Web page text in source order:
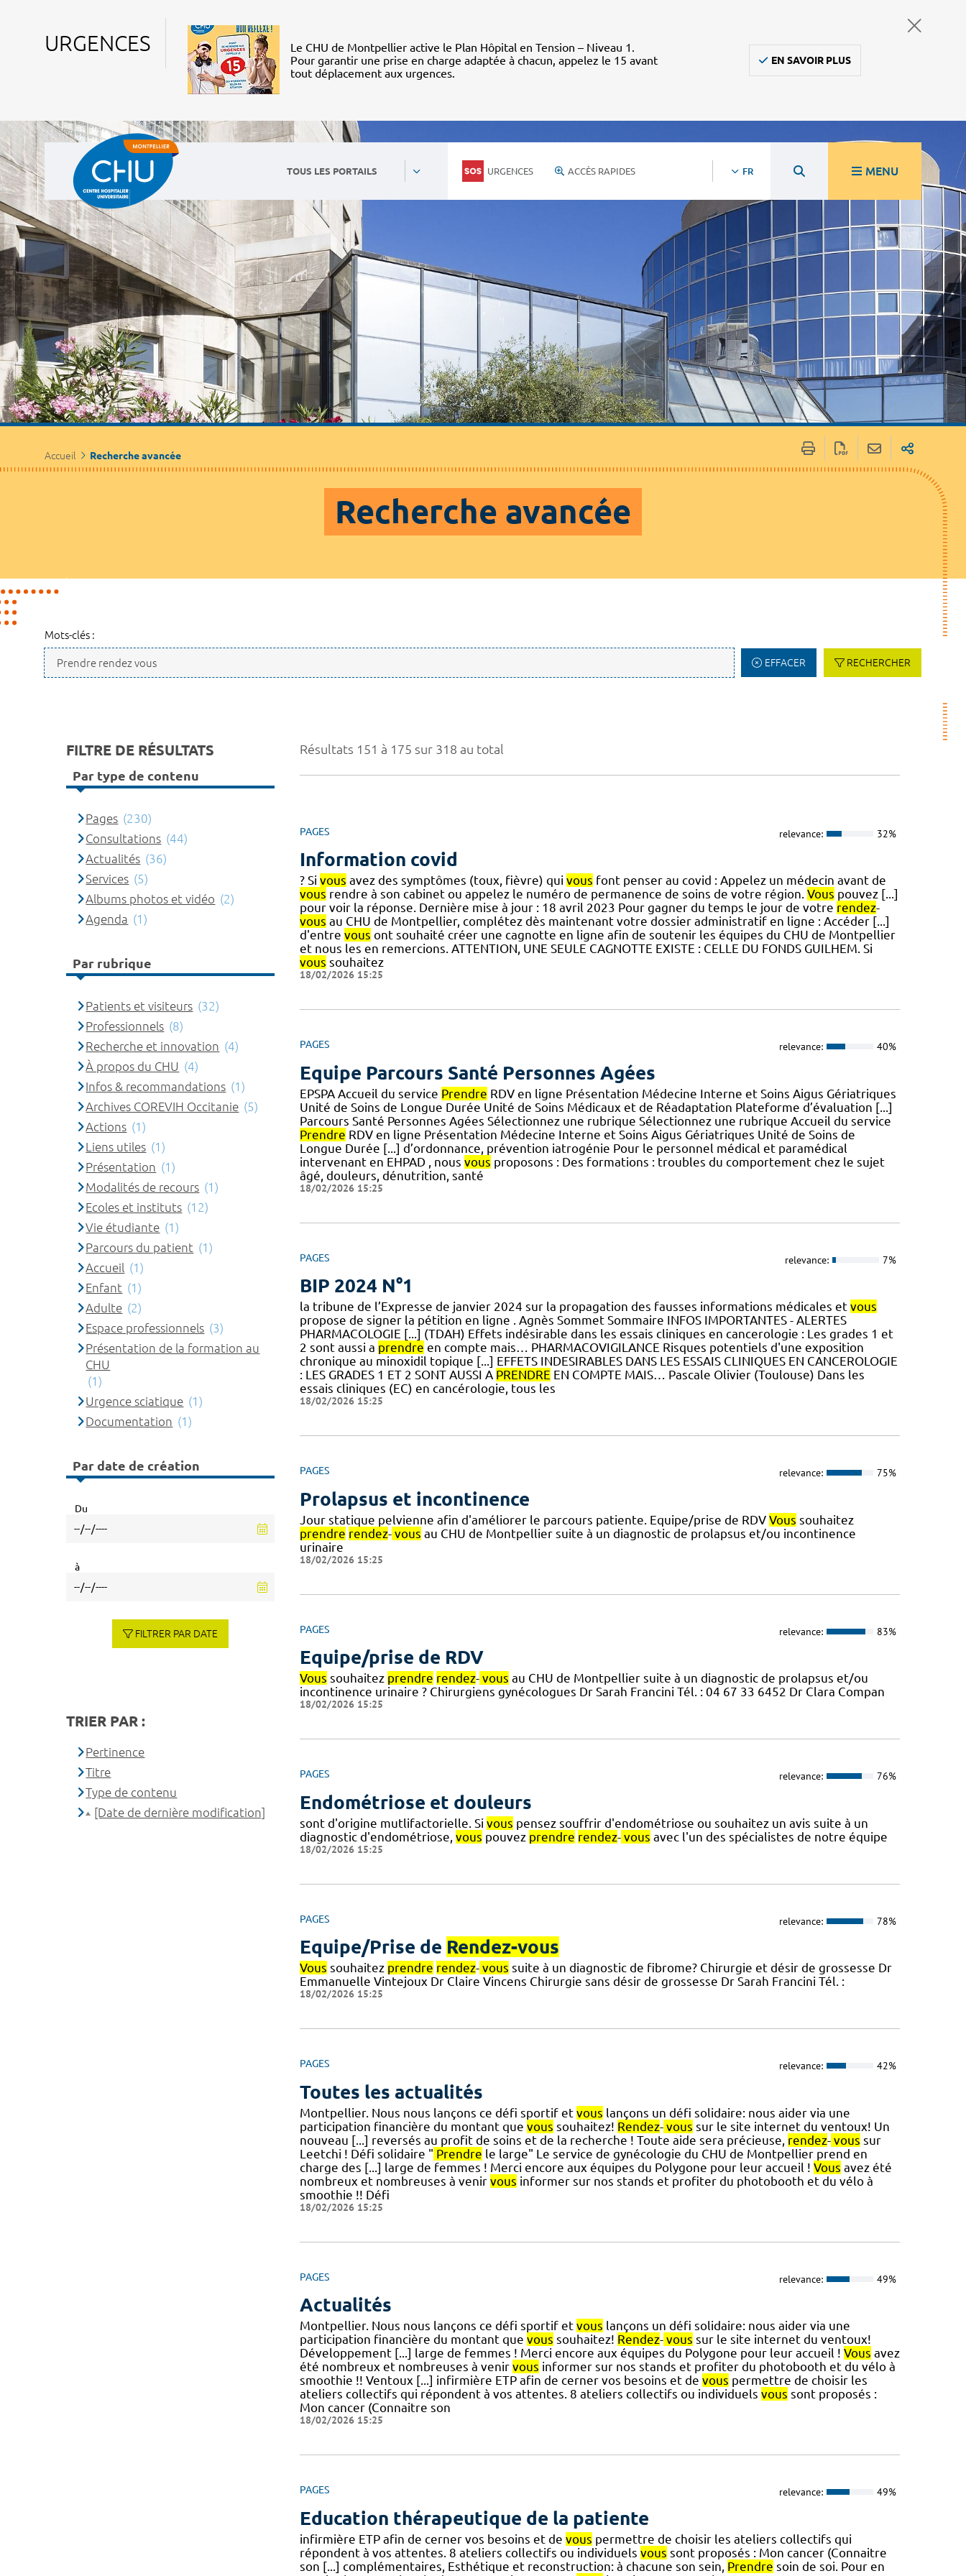
URGENCES
Le CHU de Montpellier active le Plan Hôpital en Tension – Niveau 1.
Pour garantir une prise en charge adaptée à chacun, appelez le 15 avant
tout déplacement aux urgences.
EN SAVOIR PLUS
TOUS LES PORTAILS URGENCES ACCÈS RAPIDES FR MENU
Accueil Recherche avancée
Recherche avancée
Mots-clés :
EFFACER RECHERCHER
Résultats 151 à 175 sur 318 au total
PAGES relevance: 32%
Information covid
? Si vous avez des symptômes (toux, fièvre) qui vous font penser au covid : Appelez un médecin avant de
vous rendre à son cabinet ou appelez le numéro de permanence de soins de votre région. Vous pouvez [...]
pour voir la réponse. Dernière mise à jour : 18 avril 2023 Pour gagner du temps le jour de votre rendez-
vous au CHU de Montpellier, complétez dès maintenant votre dossier administratif en ligne : Accéder [...]
d'entre vous ont souhaité créer une cagnotte en ligne afin de soutenir les équipes du CHU de Montpellier
et nous les en remercions. ATTENTION, UNE SEULE CAGNOTTE EXISTE : CELLE DU FONDS GUILHEM. Si
vous souhaitez
18/02/2026 15:25
PAGES relevance: 40%
Equipe Parcours Santé Personnes Agées
EPSPA Accueil du service Prendre RDV en ligne Présentation Médecine Interne et Soins Aigus Gériatriques
Unité de Soins de Longue Durée Unité de Soins Médicaux et de Réadaptation Plateforme d’évaluation [...]
Parcours Santé Personnes Agées Sélectionnez une rubrique Sélectionnez une rubrique Accueil du service
Prendre RDV en ligne Présentation Médecine Interne et Soins Aigus Gériatriques Unité de Soins de
Longue Durée [...] d’ordonnance, prévention iatrogénie Pour le personnel médical et paramédical
intervenant en EHPAD , nous vous proposons : Des formations : troubles du comportement chez le sujet
âgé, douleurs, dénutrition, santé
18/02/2026 15:25
PAGES relevance: 7%
BIP 2024 N°1
la tribune de l’Expresse de janvier 2024 sur la propagation des fausses informations médicales et vous
propose de signer la pétition en ligne . Agnès Sommet Sommaire INFOS IMPORTANTES - ALERTES
PHARMACOLOGIE [...] (TDAH) Effets indésirable dans les essais cliniques en cancerologie : Les grades 1 et
2 sont aussi a prendre en compte mais… PHARMACOVIGILANCE Risques potentiels d'une exposition
chronique au minoxidil topique [...] EFFETS INDESIRABLES DANS LES ESSAIS CLINIQUES EN CANCEROLOGIE
: LES GRADES 1 ET 2 SONT AUSSI A PRENDRE EN COMPTE MAIS… Pascale Olivier (Toulouse) Dans les
essais cliniques (EC) en cancérologie, tous les
18/02/2026 15:25
PAGES relevance: 75%
Prolapsus et incontinence
Jour statique pelvienne afin d'améliorer le parcours patiente. Equipe/prise de RDV Vous souhaitez
prendre rendez- vous au CHU de Montpellier suite à un diagnostic de prolapsus et/ou incontinence
urinaire
18/02/2026 15:25
PAGES relevance: 83%
Equipe/prise de RDV
Vous souhaitez prendre rendez- vous au CHU de Montpellier suite à un diagnostic de prolapsus et/ou
incontinence urinaire ? Chirurgiens gynécologues Dr Sarah Francini Tél. : 04 67 33 6452 Dr Clara Compan
18/02/2026 15:25
PAGES relevance: 76%
Endométriose et douleurs
sont d'origine mutlifactorielle. Si vous pensez souffrir d'endométriose ou souhaitez un avis suite à un
diagnostic d'endométriose, vous pouvez prendre rendez- vous avec l'un des spécialistes de notre équipe
18/02/2026 15:25
PAGES relevance: 78%
Equipe/Prise de Rendez-vous
Vous souhaitez prendre rendez- vous suite à un diagnostic de fibrome? Chirurgie et désir de grossesse Dr
Emmanuelle Vintejoux Dr Claire Vincens Chirurgie sans désir de grossesse Dr Sarah Francini Tél. :
18/02/2026 15:25
PAGES relevance: 42%
Toutes les actualités
Montpellier. Nous nous lançons ce défi sportif et vous lançons un défi solidaire: nous aider via une
participation financière du montant que vous souhaitez! Rendez- vous sur le site internet du ventoux! Un
nouveau [...] reversés au profit de soins et de la recherche ! Toute aide sera précieuse, rendez- vous sur
Leetchi ! Défi solidaire " Prendre le large" Le service de gynécologie du CHU de Montpellier prend en
charge des [...] large de femmes ! Merci encore aux équipes du Polygone pour leur accueil ! Vous avez été
nombreux et nombreuses à venir vous informer sur nos stands et profiter du photobooth et du vélo à
smoothie !! Défi
18/02/2026 15:25
PAGES relevance: 49%
Actualités
Montpellier. Nous nous lançons ce défi sportif et vous lançons un défi solidaire: nous aider via une
participation financière du montant que vous souhaitez! Rendez- vous sur le site internet du ventoux!
Développement [...] large de femmes ! Merci encore aux équipes du Polygone pour leur accueil ! Vous avez
été nombreux et nombreuses à venir vous informer sur nos stands et profiter du photobooth et du vélo à
smoothie !! Ventoux [...] infirmière ETP afin de cerner vos besoins et de vous permettre de choisir les
ateliers collectifs qui répondent à vos attentes. 8 ateliers collectifs ou individuels vous sont proposés :
Mon cancer (Connaitre son
18/02/2026 15:25
PAGES relevance: 49%
Education thérapeutique de la patiente
infirmière ETP afin de cerner vos besoins et de vous permettre de choisir les ateliers collectifs qui
répondent à vos attentes. 8 ateliers collectifs ou individuels vous sont proposés : Mon cancer (Connaitre
son [...] complémentaires, Esthétique et reconstruction: à chacune son sein, Prendre soin de soi. Pour en
FILTRE DE RÉSULTATS
Par type de contenu
Pages (230)
Consultations (44)
Actualités (36)
Services (5)
Albums photos et vidéo (2)
Agenda (1)
Par rubrique
Patients et visiteurs (32)
Professionnels (8)
Recherche et innovation (4)
À propos du CHU (4)
Infos & recommandations (1)
Archives COREVIH Occitanie (5)
Actions (1)
Liens utiles (1)
Présentation (1)
Modalités de recours (1)
Ecoles et instituts (12)
Vie étudiante (1)
Parcours du patient (1)
Accueil (1)
Enfant (1)
Adulte (2)
Espace professionnels (3)
Présentation de la formation au
CHU
(1)
Urgence sciatique (1)
Documentation (1)
Par date de création
Du
à
FILTRER PAR DATE
TRIER PAR :
Pertinence
Titre
Type de contenu
[Date de dernière modification]